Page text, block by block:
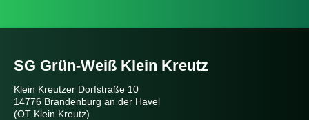
SG Grün-Weiß Klein Kreutz
Klein Kreutzer Dorfstraße 10
14776 Brandenburg an der Havel
(OT Klein Kreutz)